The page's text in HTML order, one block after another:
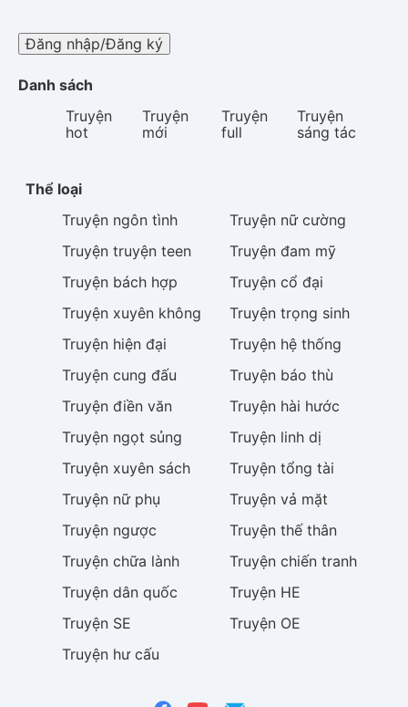
Đăng nhập/Đăng ký
Danh sách
Truyện
hot
Truyện
mới
Truyện
full
Truyện
sáng tác
Thể loại
Truyện ngôn tình Truyện nữ cường
Truyện truyện teen Truyện đam mỹ
Truyện bách hợp Truyện cổ đại
Truyện xuyên không Truyện trọng sinh
Truyện hiện đại Truyện hệ thống
Truyện cung đấu Truyện báo thù
Truyện điền văn Truyện hài hước
Truyện ngọt sủng Truyện linh dị
Truyện xuyên sách Truyện tổng tài
Truyện nữ phụ Truyện vả mặt
Truyện ngược Truyện thế thân
Truyện chữa lành Truyện chiến tranh
Truyện dân quốc Truyện HE
Truyện SE Truyện OE
Truyện hư cấu